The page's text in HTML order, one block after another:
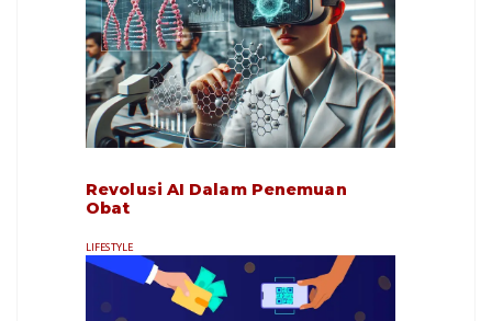
Revolusi AI Dalam Penemuan
Obat
LIFESTYLE